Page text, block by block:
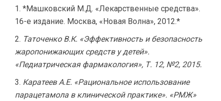
*Машковский М.Д. «Лекарственные средства».
16-е издание. Москва, «Новая Волна», 2012.*
Таточенко В.К. «Эффективность и безопасность
жаропонижающих средств у детей».
«Педиатрическая фармакология», Т. 12, №2, 2015.
Каратеев А.Е. «Рациональное использование
парацетамола в клинической практике». «РМЖ»